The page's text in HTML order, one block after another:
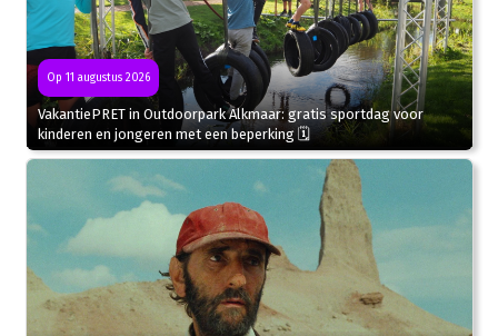
Op 11 augustus 2026
VakantiePRET in Outdoorpark Alkmaar: gratis sportdag voor
kinderen en jongeren met een beperking 🗓